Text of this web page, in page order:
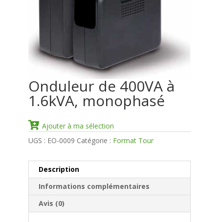
Onduleur de 400VA à
1.6kVA, monophasé
Ajouter à ma sélection
UGS : EO-0009 Catégorie : Format Tour
Description
Informations complémentaires
Avis (0)